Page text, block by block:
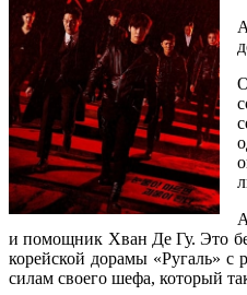
и помощник Хван Де Гу. Это
корейской дорамы «Ругаль» с
силам своего шефа, который